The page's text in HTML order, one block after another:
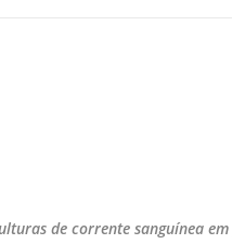
de corrente sanguínea